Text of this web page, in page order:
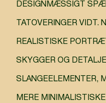
DESIGNMÆSSIGT
TATOVERINGER VIDT.
REALISTISKE
SKYGGER OG
SLANGEELEMENTER,
MERE